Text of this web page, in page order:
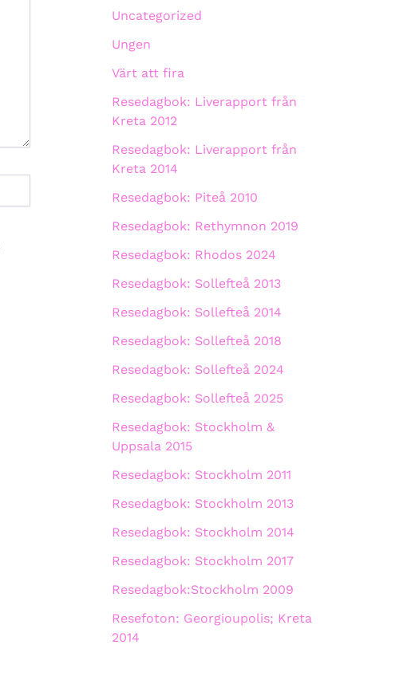
Uncategorized
Ungen
Värt att fira
Resedagbok: Liverapport från
Kreta 2012
Resedagbok: Liverapport från
Kreta 2014
Resedagbok: Piteå 2010
Resedagbok: Rethymnon 2019
Resedagbok: Rhodos 2024
Resedagbok: Sollefteå 2013
Resedagbok: Sollefteå 2014
Resedagbok: Sollefteå 2018
Resedagbok: Sollefteå 2024
Resedagbok: Sollefteå 2025
Resedagbok: Stockholm &
Uppsala 2015
Resedagbok: Stockholm 2011
Resedagbok: Stockholm 2013
Resedagbok: Stockholm 2014
Resedagbok: Stockholm 2017
Resedagbok:Stockholm 2009
Resefoton: Georgioupolis; Kreta
2014